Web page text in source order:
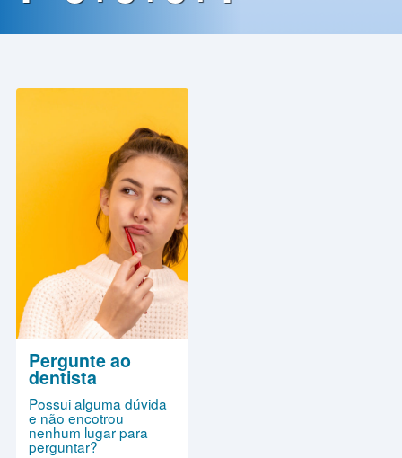
de
Pergunte ao
dentista
Possui alguma dúvida
e não encotrou
nenhum lugar para
perguntar?